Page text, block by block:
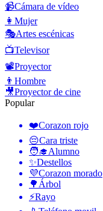
📹Cámara de vídeo
👩 Mujer
🎭Artes escénicas
📺Televisor
📽️Proyector
👨 Hombre
🎥Proyector de cine
Popular
❤️Corazon rojo
😔Cara triste
🧑‍🎓Alumno
✨Destellos
💜Corazon morado
🌳 Árbol
⚡Rayo